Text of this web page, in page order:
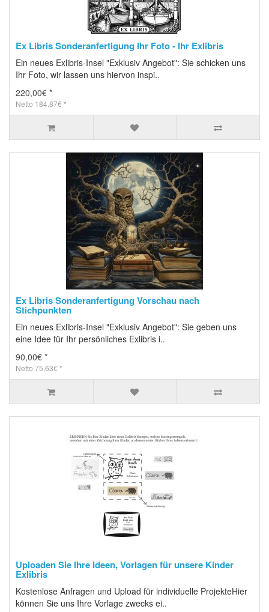
Ex Libris Sonderanfertigung Ihr Foto - Ihr Exlibris
Ein neues Exlibris-Insel "Exklusiv Angebot": Sie schicken uns
Ihr Foto, wir lassen uns hiervon inspi..
220,00€ *
Netto 184,87€ *
Ex Libris Sonderanfertigung Vorschau nach
Stichpunkten
Ein neues Exlibris-Insel "Exklusiv Angebot": Sie geben uns
eine Idee für Ihr persönliches Exlibris i..
90,00€ *
Netto 75,63€ *
Uploaden Sie Ihre Ideen, Vorlagen für unsere Kinder
Exlibris
Kostenlose Anfragen und Upload für individuelle ProjekteHier
können Sie uns Ihre Vorlage zwecks ei..